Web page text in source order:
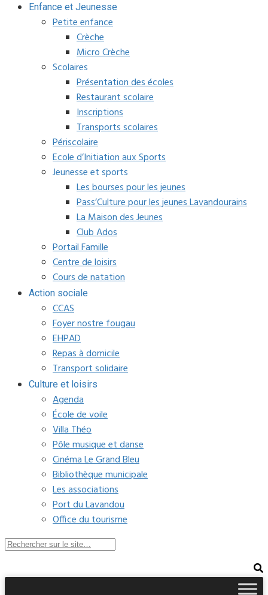
Enfance et Jeunesse
Petite enfance
Crèche
Micro Crèche
Scolaires
Présentation des écoles
Restaurant scolaire
Inscriptions
Transports scolaires
Périscolaire
Ecole d’Initiation aux Sports
Jeunesse et sports
Les bourses pour les jeunes
Pass’Culture pour les jeunes Lavandourains
La Maison des Jeunes
Club Ados
Portail Famille
Centre de loisirs
Cours de natation
Action sociale
CCAS
Foyer nostre fougau
EHPAD
Repas à domicile
Transport solidaire
Culture et loisirs
Agenda
École de voile
Villa Théo
Pôle musique et danse
Cinéma Le Grand Bleu
Bibliothèque municipale
Les associations
Port du Lavandou
Office du tourisme